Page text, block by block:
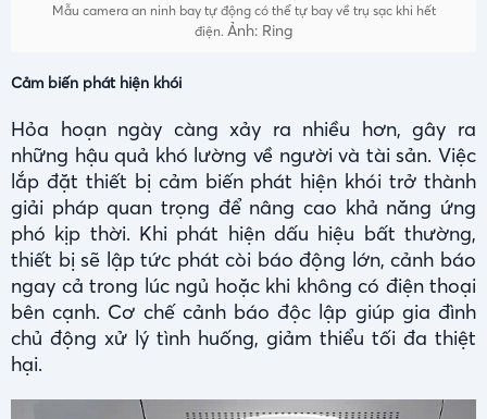
Mẫu camera an ninh bay tự động có thể tự bay về trụ sạc khi hết
điện. Ảnh: Ring
Cảm biến phát hiện khói
Hỏa hoạn ngày càng xảy ra nhiều hơn, gây ra
những hậu quả khó lường về người và tài sản. Việc
lắp đặt thiết bị cảm biến phát hiện khói trở thành
giải pháp quan trọng để nâng cao khả năng ứng
phó kịp thời. Khi phát hiện dấu hiệu bất thường,
thiết bị sẽ lập tức phát còi báo động lớn, cảnh báo
ngay cả trong lúc ngủ hoặc khi không có điện thoại
bên cạnh. Cơ chế cảnh báo độc lập giúp gia đình
chủ động xử lý tình huống, giảm thiểu tối đa thiệt
hại.